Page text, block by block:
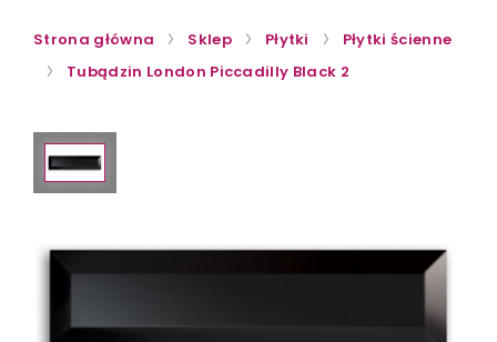
Strona główna Sklep Płytki
Płytki ścienne
Tubądzin London Piccadilly Black 2